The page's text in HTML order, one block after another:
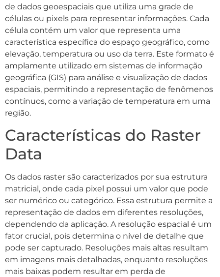
de dados geoespaciais que utiliza uma grade de
células ou pixels para representar informações. Cada
célula contém um valor que representa uma
característica específica do espaço geográfico, como
elevação, temperatura ou uso da terra. Este formato é
amplamente utilizado em sistemas de informação
geográfica (GIS) para análise e visualização de dados
espaciais, permitindo a representação de fenômenos
contínuos, como a variação de temperatura em uma
região.
Características do Raster
Data
Os dados raster são caracterizados por sua estrutura
matricial, onde cada pixel possui um valor que pode
ser numérico ou categórico. Essa estrutura permite a
representação de dados em diferentes resoluções,
dependendo da aplicação. A resolução espacial é um
fator crucial, pois determina o nível de detalhe que
pode ser capturado. Resoluções mais altas resultam
em imagens mais detalhadas, enquanto resoluções
mais baixas podem resultar em perda de